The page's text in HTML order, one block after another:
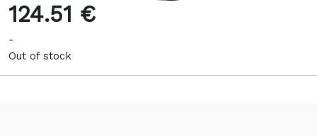
124.51 €
-
Out of stock